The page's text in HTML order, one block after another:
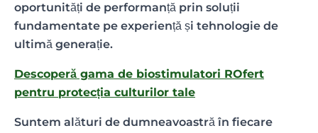
oportunități de performanță prin soluții
fundamentate pe experiență și tehnologie de
ultimă generație.
Descoperă gama de biostimulatori ROfert
pentru protecția culturilor tale
Suntem alături de dumneavoastră în fiecare